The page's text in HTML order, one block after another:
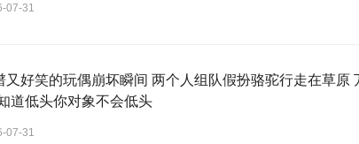
07-31
又好笑的玩偶崩坏瞬间 两个人组队假扮骆驼行走在草原
道低头你对象不会低头
07-31